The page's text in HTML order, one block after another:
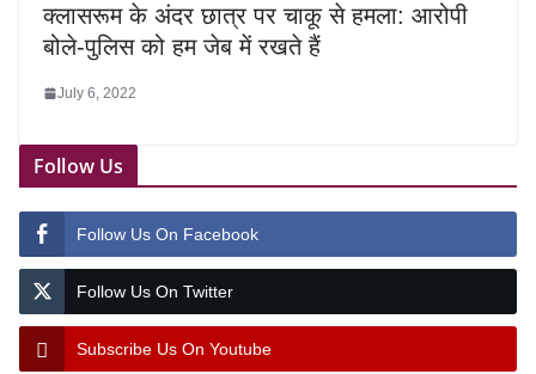
क्लासरूम के अंदर छात्र पर चाकू से हमला: आरोपी
बोले-पुलिस को हम जेब में रखते हैं
July 6, 2022
Follow Us
Follow Us On Facebook
Follow Us On Twitter
Subscribe Us On Youtube